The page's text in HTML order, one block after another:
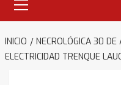
primario
INICIO
NECROLÓGICA 30 DE
ELECTRICIDAD TRENQUE